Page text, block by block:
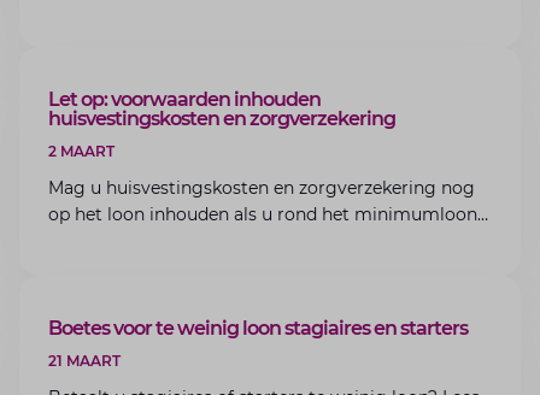
ARTIKEL
Let op: voorwaarden inhouden
huisvestingskosten en zorgverzekering
2 MAART
Mag u huisvestingskosten en zorgverzekering nog
op het loon inhouden als u rond het minimumloon
ARTIKEL
Boetes voor te weinig loon stagiaires en starters
21 MAART